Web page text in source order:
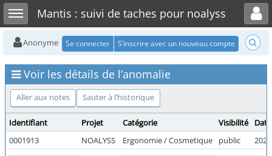
Toggle sidebarMantis : suivi de taches pour noalyss
Toggle user menu
Anonyme Se connecter S’inscrire avec un nouveau compte
Voir les détails de l’anomalie
Aller aux notes Sauter à l’historique
Identifiant Projet Catégorie Visibilité
0001913
NOALYSS Ergonomie / Cosmetique public